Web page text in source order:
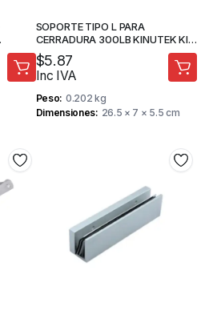
SOPORTE TIPO L PARA
CERRADURA 300LB KINUTEK KI-
Y180L
$5.87
Inc IVA
Peso 0.202 kg
Dimensiones
26.5 × 7 × 5.5 cm